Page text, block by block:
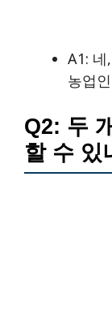
A1: 네
농업
Q2: 두
할 수 있